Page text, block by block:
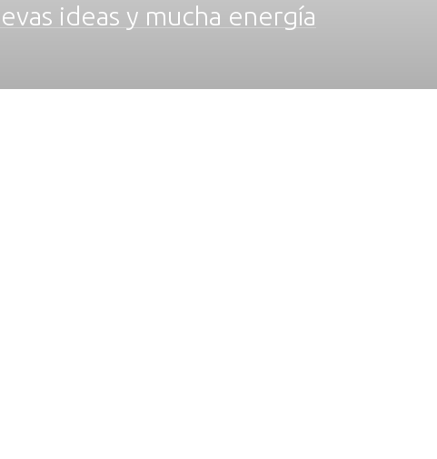
ideas y mucha energía